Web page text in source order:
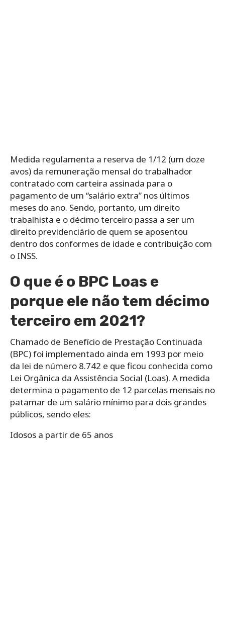
Medida regulamenta a reserva de 1/12 (um doze
avos) da remuneração mensal do trabalhador
contratado com carteira assinada para o
pagamento de um “salário extra” nos últimos
meses do ano. Sendo, portanto, um direito
trabalhista e o décimo terceiro passa a ser um
direito previdenciário de quem se aposentou
dentro dos conformes de idade e contribuição com
o INSS.
O que é o BPC Loas e
porque ele não tem décimo
terceiro em 2021?
Chamado de Benefício de Prestação Continuada
(BPC) foi implementado ainda em 1993 por meio
da lei de número 8.742 e que ficou conhecida como
Lei Orgânica da Assistência Social (Loas). A medida
determina o pagamento de 12 parcelas mensais no
patamar de um salário mínimo para dois grandes
públicos, sendo eles:
Idosos a partir de 65 anos